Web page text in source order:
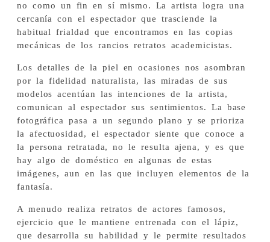
no como un fin en sí mismo. La artista logra una
cercanía con el espectador que trasciende la
habitual frialdad que encontramos en las copias
mecánicas de los rancios retratos academicistas.
Los detalles de la piel en ocasiones nos asombran
por la fidelidad naturalista, las miradas de sus
modelos acentúan las intenciones de la artista,
comunican al espectador sus sentimientos. La base
fotográfica pasa a un segundo plano y se prioriza
la afectuosidad, el espectador siente que conoce a
la persona retratada, no le resulta ajena, y es que
hay algo de doméstico en algunas de estas
imágenes, aun en las que incluyen elementos de la
fantasía.
A menudo realiza retratos de actores famosos,
ejercicio que le mantiene entrenada con el lápiz,
que desarrolla su habilidad y le permite resultados